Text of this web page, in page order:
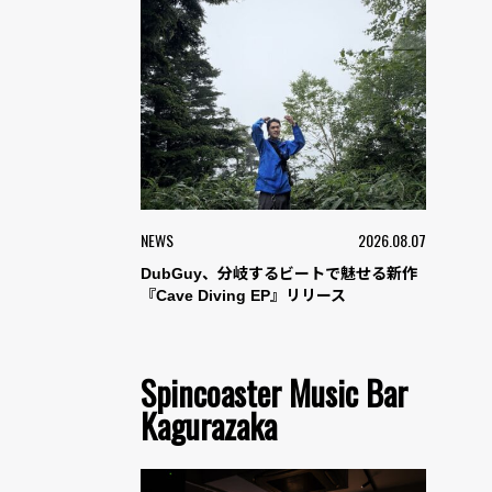
NEWS 2026.08.07
DubGuy、分岐するビートで魅せる新作
『Cave Diving EP』リリース
Spincoaster Music Bar
Kagurazaka